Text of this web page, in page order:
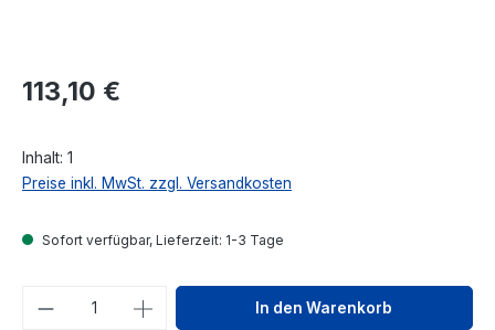
Regulärer Preis:
113,10 €
Inhalt: 1
Preise inkl. MwSt. zzgl. Versandkosten
Sofort verfügbar, Lieferzeit: 1-3 Tage
Produkt Anzahl: Gib denIn den Warenkorb